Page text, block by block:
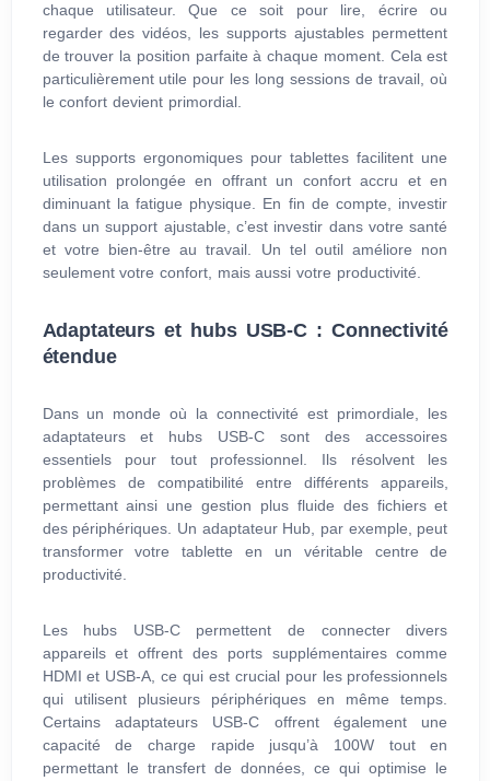
chaque utilisateur. Que ce soit pour lire, écrire ou
regarder des vidéos, les supports ajustables permettent
de trouver la position parfaite à chaque moment. Cela est
particulièrement utile pour les long sessions de travail, où
le confort devient primordial.
Les supports ergonomiques pour tablettes facilitent une
utilisation prolongée en offrant un confort accru et en
diminuant la fatigue physique. En fin de compte, investir
dans un support ajustable, c’est investir dans votre santé
et votre bien-être au travail. Un tel outil améliore non
seulement votre confort, mais aussi votre productivité.
Adaptateurs et hubs USB-C : Connectivité
étendue
Dans un monde où la connectivité est primordiale, les
adaptateurs et hubs USB-C sont des accessoires
essentiels pour tout professionnel. Ils résolvent les
problèmes de compatibilité entre différents appareils,
permettant ainsi une gestion plus fluide des fichiers et
des périphériques. Un adaptateur Hub, par exemple, peut
transformer votre tablette en un véritable centre de
productivité.
Les hubs USB-C permettent de connecter divers
appareils et offrent des ports supplémentaires comme
HDMI et USB-A, ce qui est crucial pour les professionnels
qui utilisent plusieurs périphériques en même temps.
Certains adaptateurs USB-C offrent également une
capacité de charge rapide jusqu’à 100W tout en
permettant le transfert de données, ce qui optimise le